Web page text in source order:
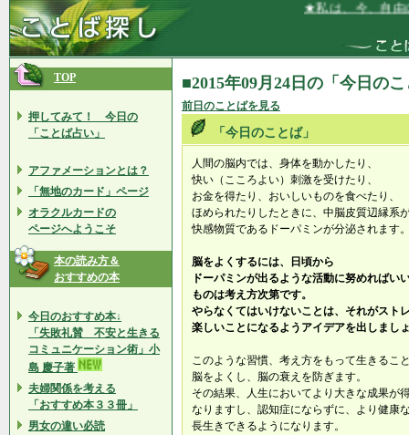
★私は、今、自由に
TOP
押してみて！ 今日の
「ことば占い」
アファメーションとは？
「無地のカード」ページ
オラクルカードの
ページへようこそ
本の読み方＆
おすすめの本
今日のおすすめ本↓
「失敗礼賛 不安と生きる
コミュニケーション術」小
島 慶子著
夫婦関係を考える
「おすすめ本３３冊」
男女の違い必読
■2015年09月24日の「今日の
前日のことばを見る
「今日のことば」
人間の脳内では、身体を動かしたり、
快い（こころよい）刺激を受けたり、
お金を得たり、おいしいものを食べたり、
ほめられたりしたときに、中脳皮質辺縁系
快感物質であるドーパミンが分泌されます
脳をよくするには、日頃から
ドーパミンが出るような活動に努めればい
ものは考え方次第です。
やらなくてはいけないことは、それがスト
楽しいことになるようアイデアを出しまし
このような習慣、考え方をもって生きるこ
脳をよくし、脳の衰えを防ぎます。
その結果、人生においてより大きな成果が
なりますし、認知症にならずに、より健康
長生きできるようになります。